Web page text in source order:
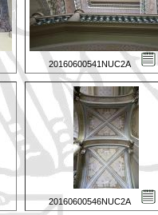
20160600541NUC2A
20160600546NUC2A